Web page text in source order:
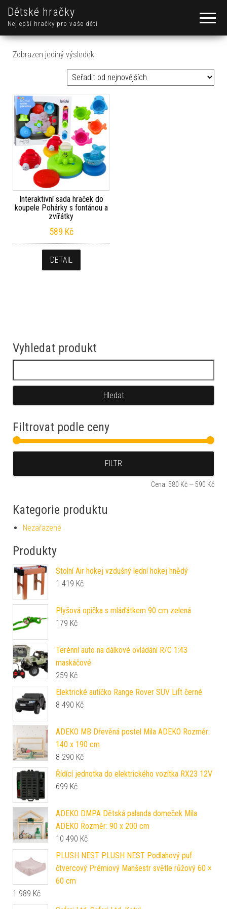
Dětské hračky
Nejlepší hračky pro vaše děti
Zobrazen jediný výsledek
Interaktivní sada hraček do
koupele Pohárky s fontánou a
zvířátky
589 Kč
DETAIL
Vyhledat produkt
Filtrovat podle ceny
FILTR
Cena: 580 Kč — 590 Kč
Kategorie produktu
Nezařazené
Produkty
Stolní Air hokej vzdušný lední hokej hnědý
1 419 Kč
Plyšová opička s mláďátkem 90 cm zelená
179 Kč
Terénní auto na dálkové ovládání R/C 1:43
maskáčové
259 Kč
Elektrické autíčko Range Rover SUV Lift černé
8 490 Kč
ADEKO MB Dřevěná postel Mila ADEKO Rozměr:
140 x 190 cm
8 290 Kč
Řídící jednotka do elektrického vozítka RX23 12V
699 Kč
ADEKO DMPA Dětská palanda domeček Mila
ADEKO Rozměr: 90 x 200 cm
10 490 Kč
PLUSH NEST PLUSH NEST Podlahový puf
čtvercový Prémiový Manšestr světle růžový 60 ×
60 cm
1 989 Kč